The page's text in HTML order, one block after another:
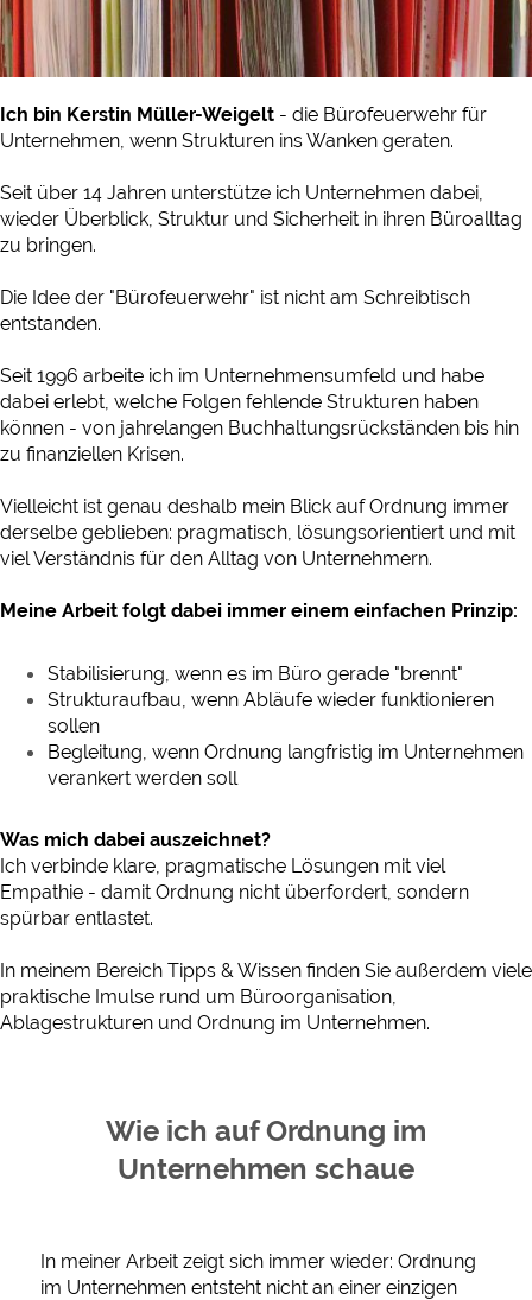
Ich bin Kerstin Müller-Weigelt - die Bürofeuerwehr für
Unternehmen, wenn Strukturen ins Wanken geraten.
Seit über 14 Jahren unterstütze ich Unternehmen dabei,
wieder Überblick, Struktur und Sicherheit in ihren Büroalltag
zu bringen.
Die Idee der "Bürofeuerwehr" ist nicht am Schreibtisch
entstanden.
Seit 1996 arbeite ich im Unternehmensumfeld und habe
dabei erlebt, welche Folgen fehlende Strukturen haben
können - von jahrelangen Buchhaltungsrückständen bis hin
zu finanziellen Krisen.
Vielleicht ist genau deshalb mein Blick auf Ordnung immer
derselbe geblieben: pragmatisch, lösungsorientiert und mit
viel Verständnis für den Alltag von Unternehmern.
Meine Arbeit folgt dabei immer einem einfachen Prinzip:
Stabilisierung, wenn es im Büro gerade "brennt"
Strukturaufbau, wenn Abläufe wieder funktionieren
sollen
Begleitung, wenn Ordnung langfristig im Unternehmen
verankert werden soll
Was mich dabei auszeichnet?
Ich verbinde klare, pragmatische Lösungen mit viel
Empathie - damit Ordnung nicht überfordert, sondern
spürbar entlastet.
In meinem Bereich Tipps & Wissen finden Sie außerdem viele
praktische Imulse rund um Büroorganisation,
Ablagestrukturen und Ordnung im Unternehmen.
Wie ich auf Ordnung im
Unternehmen schaue
In meiner Arbeit zeigt sich immer wieder: Ordnung
im Unternehmen entsteht nicht an einer einzigen